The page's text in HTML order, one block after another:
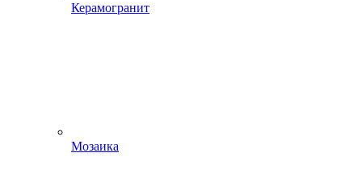
Керамогранит
Мозаика